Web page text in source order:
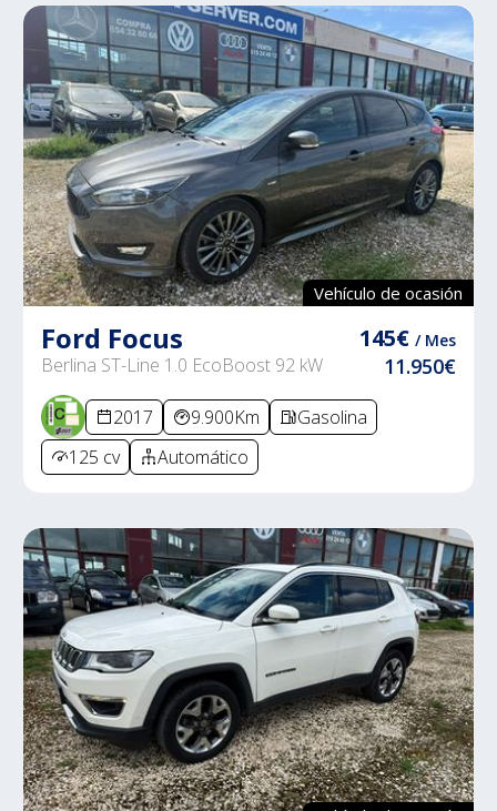
Vehículo de ocasión
Ford Focus
Berlina ST-Line 1.0 EcoBoost 92 kW
145€ / Mes
11.950€
2017 9.900Km
Gasolina
125 cv
Automático